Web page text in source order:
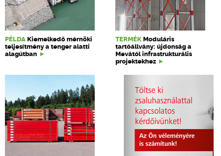
PÉLDA Kiemelkedő mérnöki
teljesítmény a tenger alatti
alagútban
TERMÉK Moduláris
tartóállvány: újdonság a
Mevától infrastrukturális
projektekhez